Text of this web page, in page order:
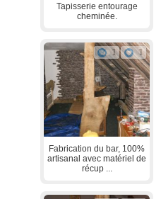
Tapisserie entourage
cheminée.
1 1
Fabrication du bar, 100%
artisanal avec matériel de
récup ...